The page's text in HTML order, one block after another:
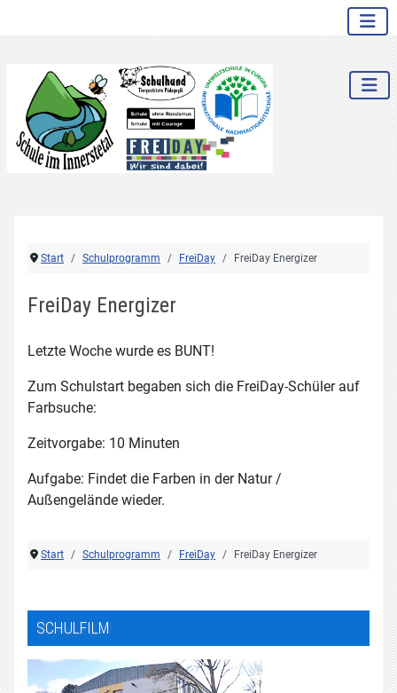
SCHULFILM
Start Schulprogramm FreiDay FreiDay Energizer
FreiDay Energizer
Letzte Woche wurde es BUNT!
Zum Schulstart begaben sich die FreiDay-Schüler auf
Farbsuche:
Zeitvorgabe: 10 Minuten
Aufgabe: Findet die Farben in der Natur /
Außengelände wieder.
Start Schulprogramm FreiDay FreiDay Energizer